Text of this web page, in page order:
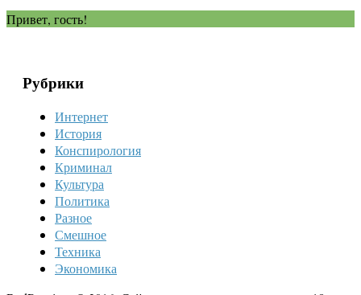
Привет, гость!
Рубрики
Интернет
История
Конспирология
Криминал
Культура
Политика
Разное
Смешное
Техника
Экономика